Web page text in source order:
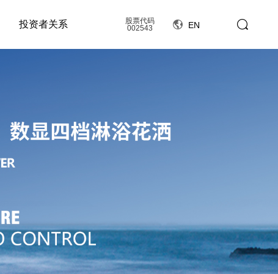
投资者关系
股票代码
002543
EN